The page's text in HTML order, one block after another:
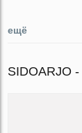
ещё
SIDOARJO